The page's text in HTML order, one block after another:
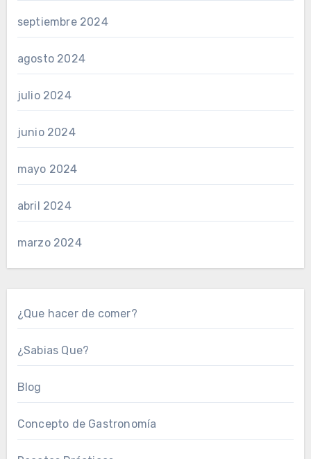
septiembre 2024
agosto 2024
julio 2024
junio 2024
mayo 2024
abril 2024
marzo 2024
¿Que hacer de comer?
¿Sabias Que?
Blog
Concepto de Gastronomía